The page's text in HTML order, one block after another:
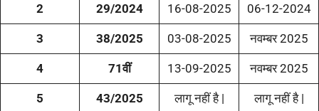
2 29/2024 16-08-2025 06-12-2024
3 38/2025 03-08-2025 नवम्बर 2025
4 71वीं 13-09-2025 नवम्बर 2025
5 43/2025 लागू नहीं है | लागू नहीं है |